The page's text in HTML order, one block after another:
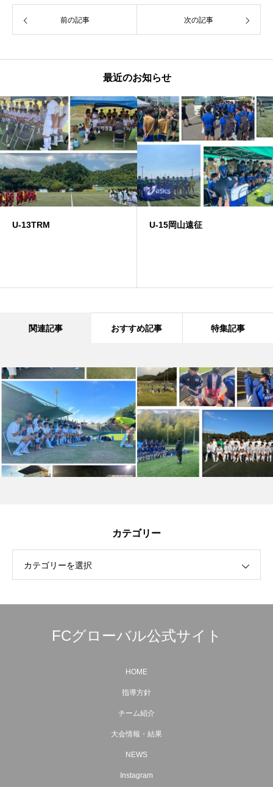
前の記事 次の記事
最近のお知らせ
U-13TRM U-15岡山遠征
関連記事 おすすめ記事 特集記事
カテゴリー
カテゴリーを選択
FCグローバル公式サイト
HOME
指導方針
チーム紹介
大会情報・結果
NEWS
Instagram